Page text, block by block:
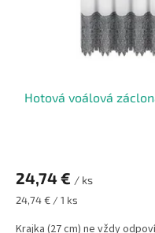
Hotová voálová
24,74 € / ks
Měrná
24,74 € / 1 ks
Krajka (27 cm) ne vždy